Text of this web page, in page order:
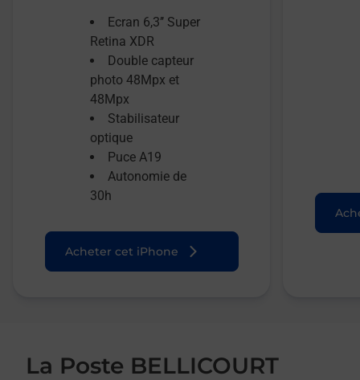
Ecran 6,3’’ Super
Retina XDR
Double capteur
photo 48Mpx et
48Mpx
Stabilisateur
optique
Puce A19
Autonomie de
30h
Acheter cet iPhone
La Poste BELLICOURT